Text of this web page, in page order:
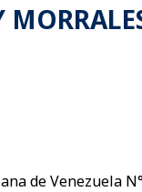
de Venezuela